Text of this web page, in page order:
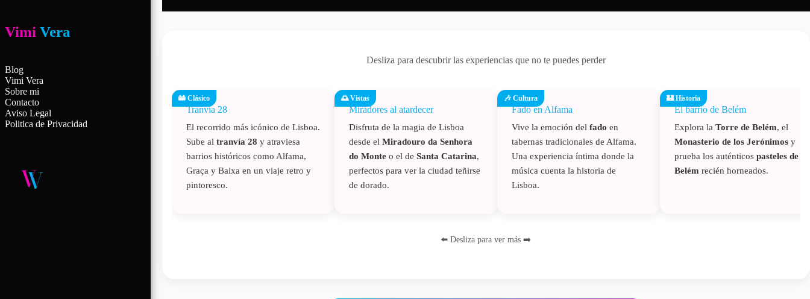
Desliza para descubrir las experiencias que no te puedes perder
🚋 Clásico
Tranvía 28
El recorrido más icónico de Lisboa.
Sube al tranvía 28 y atraviesa
barrios históricos como Alfama,
Graça y Baixa en un viaje retro y
pintoresco.
🌅 Vistas
Miradores al atardecer
Disfruta de la magia de Lisboa
desde el Miradouro da Senhora
do Monteo el de Santa Catarina,
perfectos para ver la ciudad teñirse
de dorado.
🎶 Cultura
Fado en Alfama
Vive la emoción del fado en
tabernas tradicionales de Alfama.
Una experiencia íntima donde la
música cuenta la historia de
Lisboa.
🏰 Historia
El barrio de Belém
Explora la Torre de Belém, el
Monasterio de los Jerónimosy
prueba los auténticos pasteles de
Belém recién horneados.
⬅️ Desliza para ver más ➡️
Vimi Vera
Blog
Vimi Vera
Sobre mi
Contacto
Aviso Legal
Politica de Privacidad